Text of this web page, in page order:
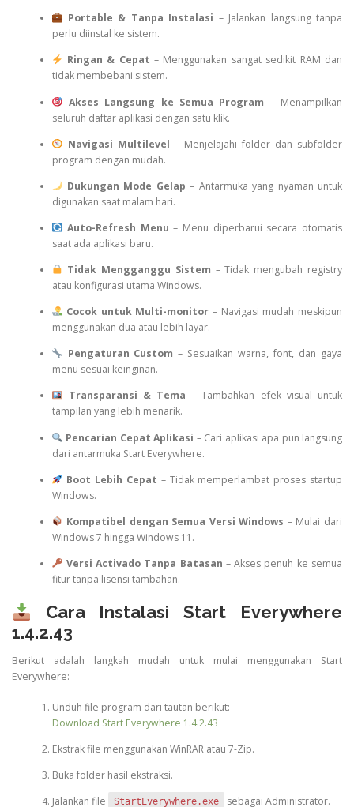
Portable & Tanpa Instalasi – Jalankan langsung tanpa
perlu diinstal ke sistem.
Ringan & Cepat – Menggunakan sangat sedikit RAM dan
tidak membebani sistem.
Akses Langsung ke Semua Program – Menampilkan
seluruh daftar aplikasi dengan satu klik.
Navigasi Multilevel – Menjelajahi folder dan subfolder
program dengan mudah.
Dukungan Mode Gelap – Antarmuka yang nyaman untuk
digunakan saat malam hari.
Auto-Refresh Menu – Menu diperbarui secara otomatis
saat ada aplikasi baru.
Tidak Mengganggu Sistem – Tidak mengubah registry
atau konfigurasi utama Windows.
Cocok untuk Multi-monitor – Navigasi mudah meskipun
menggunakan dua atau lebih layar.
Pengaturan Custom – Sesuaikan warna, font, dan gaya
menu sesuai keinginan.
Transparansi & Tema – Tambahkan efek visual untuk
tampilan yang lebih menarik.
Pencarian Cepat Aplikasi – Cari aplikasi apa pun langsung
dari antarmuka Start Everywhere.
Boot Lebih Cepat – Tidak memperlambat proses startup
Windows.
Kompatibel dengan Semua Versi Windows – Mulai dari
Windows 7 hingga Windows 11.
Versi Activado Tanpa Batasan – Akses penuh ke semua
fitur tanpa lisensi tambahan.
Cara Instalasi Start Everywhere
1.4.2.43
Berikut adalah langkah mudah untuk mulai menggunakan Start
Everywhere:
Unduh file program dari tautan berikut:
Download Start Everywhere 1.4.2.43
Ekstrak file menggunakan WinRAR atau 7-Zip.
Buka folder hasil ekstraksi.
Jalankan file
StartEverywhere.exe sebagai Administrator.